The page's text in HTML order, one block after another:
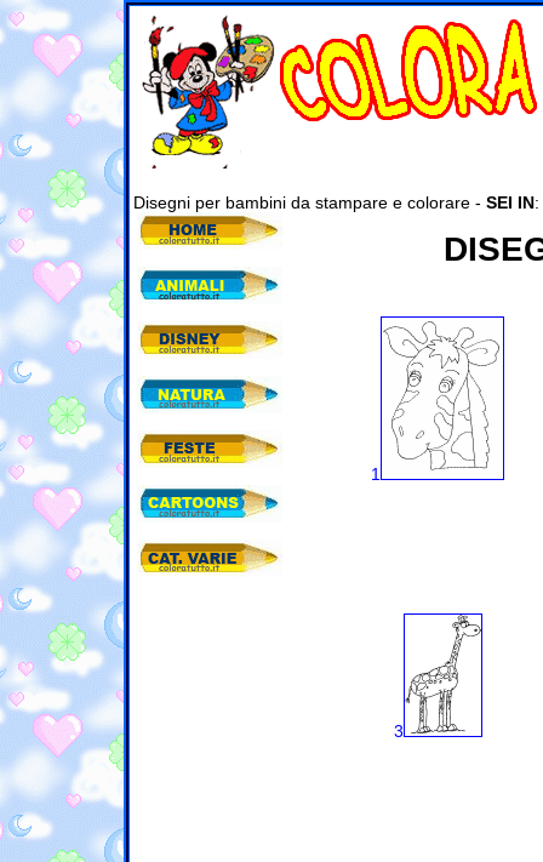
Disegni per bambini da stampare e colorare - SEI IN:
1
3